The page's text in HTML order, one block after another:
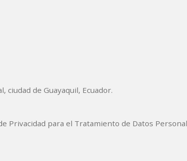
ciudad de Guayaquil, Ecuador.
Privacidad para el Tratamiento de Datos